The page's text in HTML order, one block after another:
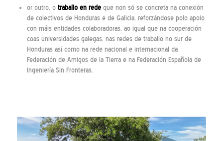
or outro, o traballo en redeque non só se concreta na conexión
de colectivos de Honduras e de Galicia, reforzándose polo apoio
con máis entidades colaboradoras, ao igual que na cooperación
coas universidades galegas, nas redes de traballo no sur de
Honduras así como na rede nacional e internacional da
Federación de Amigos de la Tierra e na Federación Española de
Ingeniería Sin Fronteras.